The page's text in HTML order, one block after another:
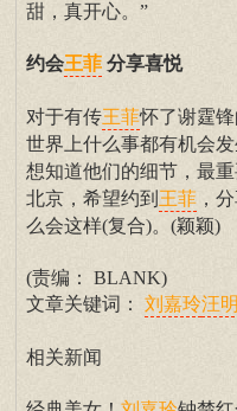
甜，真开心。”
约会王菲 分享喜悦
对于有传王菲怀了谢霆锋
世界上什么事都有机会发
想知道他们的细节，最
北京，希望约到 王菲 ，
么会这样(复合)。(颖颖)
(责编： BLANK)
文章关键词： 刘嘉玲汪
相关新闻